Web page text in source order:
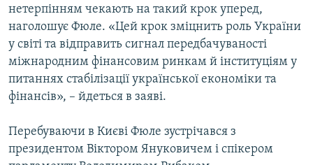
нетерпінням чекають на такий крок уперед,
наголошує Фюле. «Цей крок зміцнить роль України
у світі та відправить сигнал передбачуваності
міжнародним фінансовим ринкам й інституціям у
питаннях стабілізації української економіки та
фінансів», – йдеться в заяві.
Перебуваючи в Києві Фюле зустрічався з
президентом Віктором Януковичем і спікером